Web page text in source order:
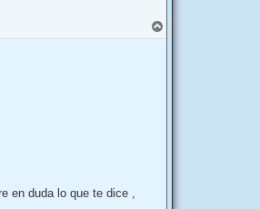
r
en duda lo que te dice ,